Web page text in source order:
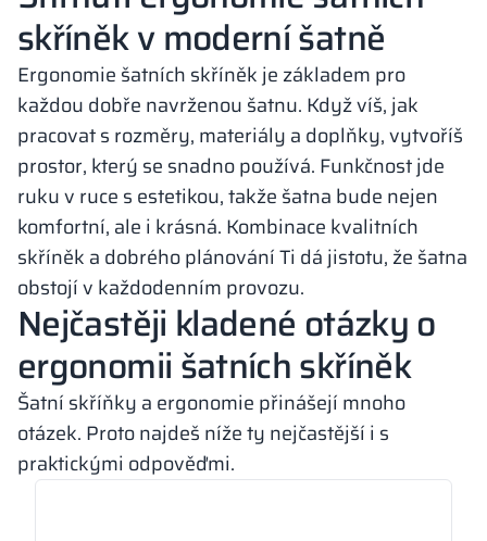
skříněk v moderní šatně
Ergonomie šatních skříněk je základem pro
každou dobře navrženou šatnu. Když víš, jak
pracovat s rozměry, materiály a doplňky, vytvoříš
prostor, který se snadno používá. Funkčnost jde
ruku v ruce s estetikou, takže šatna bude nejen
komfortní, ale i krásná. Kombinace kvalitních
skříněk a dobrého plánování Ti dá jistotu, že šatna
obstojí v každodenním provozu.
Nejčastěji kladené otázky o
ergonomii šatních skříněk
Šatní skříňky a ergonomie přinášejí mnoho
otázek. Proto najdeš níže ty nejčastější i s
praktickými odpověďmi.